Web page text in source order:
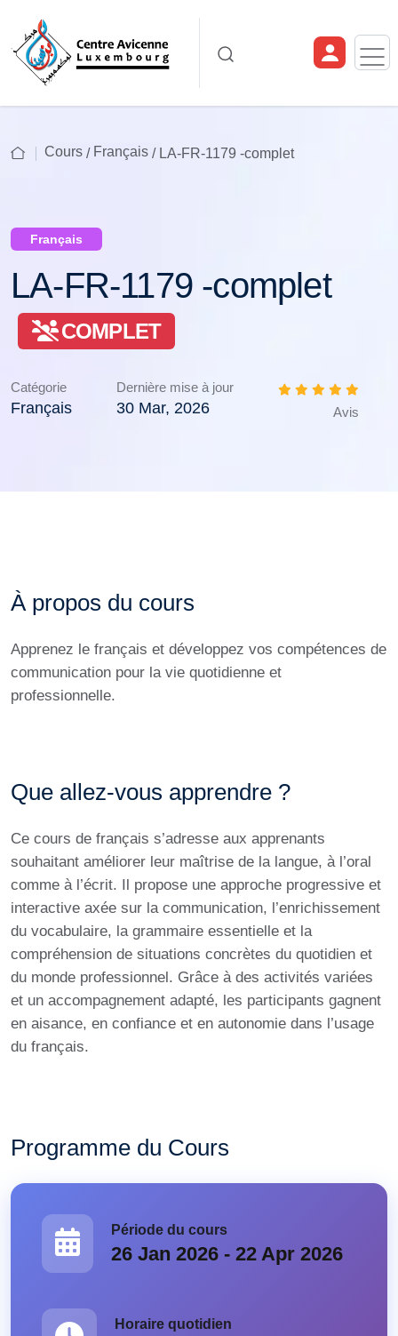
Cours / Français / LA-FR-1179 -complet
Français
LA-FR-1179 -complet
COMPLET
Catégorie
Français
Dernière mise à jour
30 Mar, 2026 Avis
À propos du cours
Apprenez le français et développez vos compétences de
communication pour la vie quotidienne et
professionnelle.
Que allez-vous apprendre ?
Ce cours de français s’adresse aux apprenants
souhaitant améliorer leur maîtrise de la langue, à l’oral
comme à l’écrit. Il propose une approche progressive et
interactive axée sur la communication, l’enrichissement
du vocabulaire, la grammaire essentielle et la
compréhension de situations concrètes du quotidien et
du monde professionnel. Grâce à des activités variées
et un accompagnement adapté, les participants gagnent
en aisance, en confiance et en autonomie dans l’usage
du français.
Programme du Cours
Période du cours
26 Jan 2026 - 22 Apr 2026
Horaire quotidien